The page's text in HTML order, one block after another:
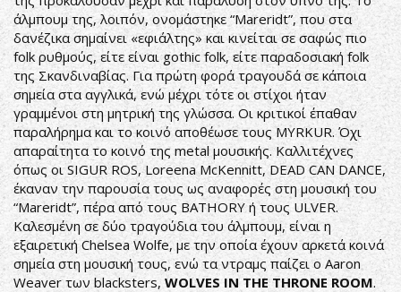
άλμπουμ της, λοιπόν, ονομάστηκε “Mareridt”, που στα
δανέζικα σημαίνει «εφιάλτης» και κινείται σε σαφώς πιο
folk ρυθμούς, είτε είναι gothic folk, είτε παραδοσιακή folk
της Σκανδιναβίας. Για πρώτη φορά τραγουδά σε κάποια
σημεία στα αγγλικά, ενώ μέχρι τότε οι στίχοι ήταν
γραμμένοι στη μητρική της γλώσσα. Οι κριτικοί έπαθαν
παραλήρημα και το κοινό αποθέωσε τους MYRKUR. Όχι
απαραίτητα το κοινό της metal μουσικής. Καλλιτέχνες
όπως οι SIGUR ROS, Loreena McKennitt, DEAD CAN DANCE,
έκαναν την παρουσία τους ως αναφορές στη μουσική του
“Mareridt”, πέρα από τους BATHORY ή τους ULVER.
Καλεσμένη σε δύο τραγούδια του άλμπουμ, είναι η
εξαιρετική Chelsea Wolfe, με την οποία έχουν αρκετά κοινά
σημεία στη μουσική τους, ενώ τα ντραμς παίζει ο Aaron
Weaver των blacksters, WOLVES IN THE THRONE ROOM.